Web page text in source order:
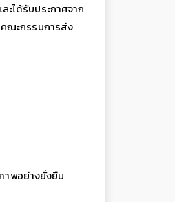
ได้รับประกาศจาก
คณะกรรมการส่ง
าพอย่างยั่งยืน